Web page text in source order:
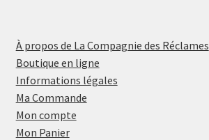
À propos de La Compagnie des Réclames
Boutique en ligne
Informations légales
Ma Commande
Mon compte
Mon Panier